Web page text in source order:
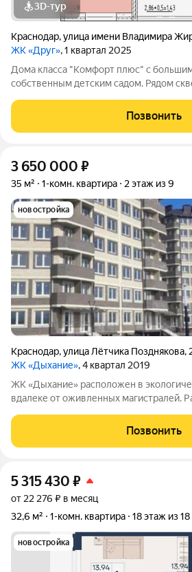
3D-тур
Краснодар,улица имени Владимира
ЖК «Друг», 1 квартал 2025
Дома класса "Комфорт плюс" с
собственным детским садом. Рядом
каркасно-монолитная конструкция Собственный детский сад в
Позвонить
3 650 000 ₽
35 м² 1-комн. квартира 2 этаж из 9
новостройка
Краснодар,улица Лётчика Позднякова,
ЖК «Дыхание», 4 квартал 2019
ЖК «Дыхание» расположен в
вдалеке от оживленных магистралей.
94, медицинские и спортивные
взрослых, торговый комплекс «Красная
Позвонить
5 315 430 ₽
от 22 276 ₽ в месяц
32,6 м²
1-комн. квартира 18 этаж из 18
новостройка